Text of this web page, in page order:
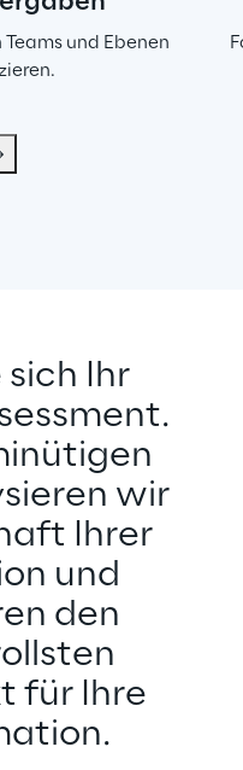
und Ebenen
sich Ihr
wir
Ihrer
und
den
für Ihre